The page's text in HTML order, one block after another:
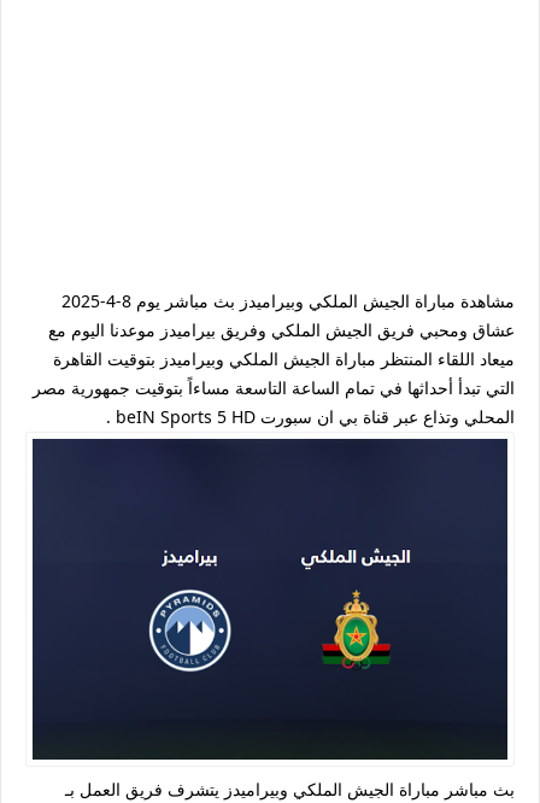
مشاهدة مباراة الجيش الملكي وبيراميدز بث مباشر يوم 8-4-2025
عشاق ومحبي فريق الجيش الملكي وفريق بيراميدز موعدنا اليوم مع
ميعاد اللقاء المنتظر مباراة الجيش الملكي وبيراميدز بتوقيت القاهرة
التي تبدأ أحداثها في تمام الساعة التاسعة مساءاً بتوقيت جمهورية مصر
المحلي وتذاع عبر قناة بي ان سبورت beIN Sports 5 HD .
بث مباشر مباراة الجيش الملكي وبيراميدز يتشرف فريق العمل بـ